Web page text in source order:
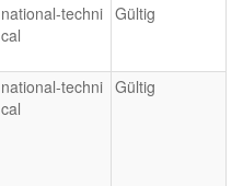
national-techni
cal
Gültig
national-techni
cal
Gültig